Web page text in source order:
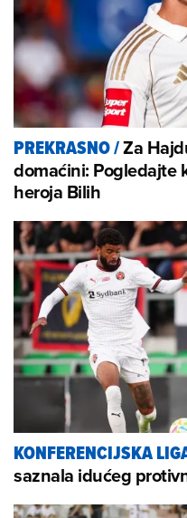
PREKRASNO/Za
domaćini: Pogledajte
heroja Bilih
KONFERENCIJSKA
saznala idućeg